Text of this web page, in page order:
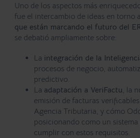
Uno de los aspectos más
fue el intercambio de ideas en torno
que están marcando el futuro del
se debatió ampliamente sobre:
La integración de la
procesos de negocio,
predictivo.
La adaptación a VeriFactu , la
emisión de facturas
Agencia Tributaria, y cómo
posicionando como un
cumplir con estos requisitos.